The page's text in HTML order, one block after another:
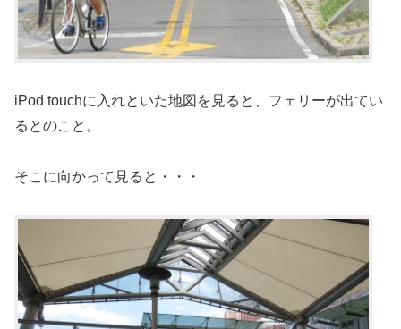
iPod touchに入れといた地図を見ると、フェリーが出てい
るとのこと。
そこに向かって見ると・・・